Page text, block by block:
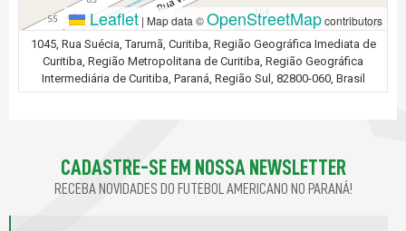
Leaflet | Map data ©OpenStreetMapcontributors
1045, Rua Suécia, Tarumã, Curitiba, Região Geográfica Imediata de
Curitiba, Região Metropolitana de Curitiba, Região Geográfica
Intermediária de Curitiba, Paraná, Região Sul, 82800-060, Brasil
CADASTRE-SE EM NOSSA NEWSLETTER
RECEBA NOVIDADES DO FUTEBOL AMERICANO NO PARANÁ!